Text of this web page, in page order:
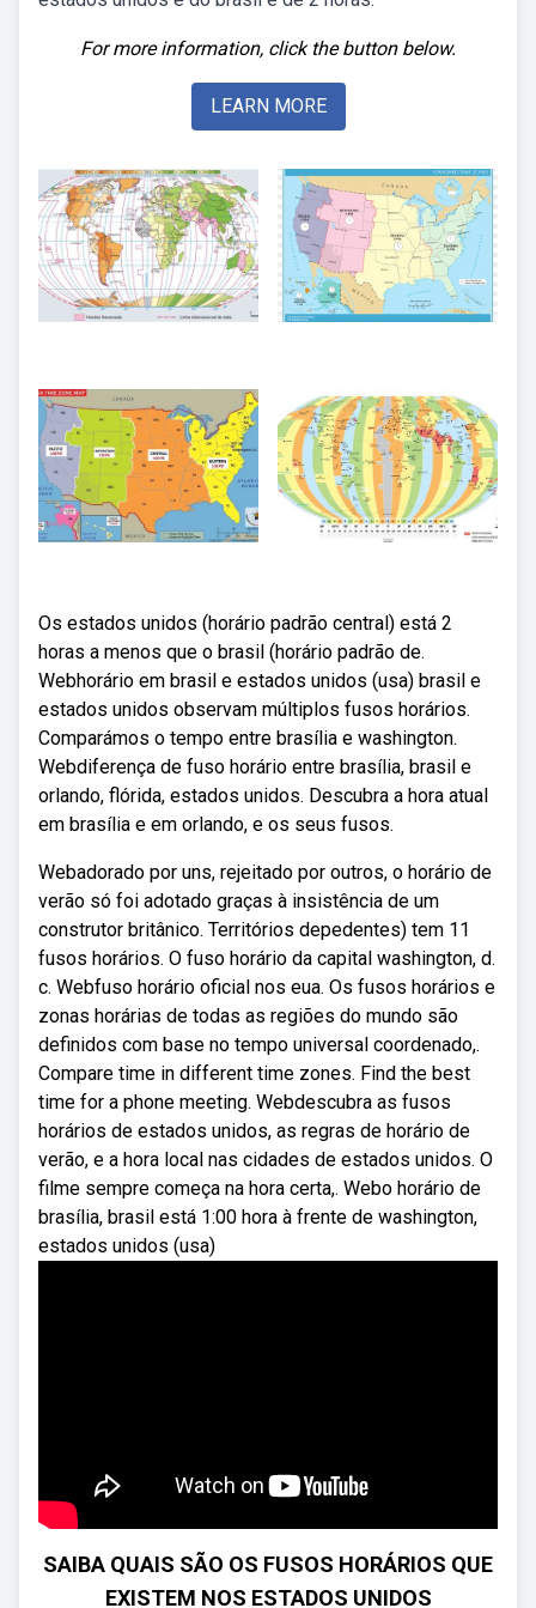
For more information, click the button below.
LEARN MORE
Os estados unidos (horário padrão central) está 2
horas a menos que o brasil (horário padrão de.
Webhorário em brasil e estados unidos (usa) brasil e
estados unidos observam múltiplos fusos horários.
Comparámos o tempo entre brasília e washington.
Webdiferença de fuso horário entre brasília, brasil e
orlando, flórida, estados unidos. Descubra a hora atual
em brasília e em orlando, e os seus fusos.
Webadorado por uns, rejeitado por outros, o horário de
verão só foi adotado graças à insistência de um
construtor britânico. Territórios depedentes) tem 11
fusos horários. O fuso horário da capital washington, d.
c. Webfuso horário oficial nos eua. Os fusos horários e
zonas horárias de todas as regiões do mundo são
definidos com base no tempo universal coordenado,.
Compare time in different time zones. Find the best
time for a phone meeting. Webdescubra as fusos
horários de estados unidos, as regras de horário de
verão, e a hora local nas cidades de estados unidos. O
filme sempre começa na hora certa,. Webo horário de
brasília, brasil está 1:00 hora à frente de washington,
estados unidos (usa)
SAIBA QUAIS SÃO OS FUSOS HORÁRIOS QUE
EXISTEM NOS ESTADOS UNIDOS